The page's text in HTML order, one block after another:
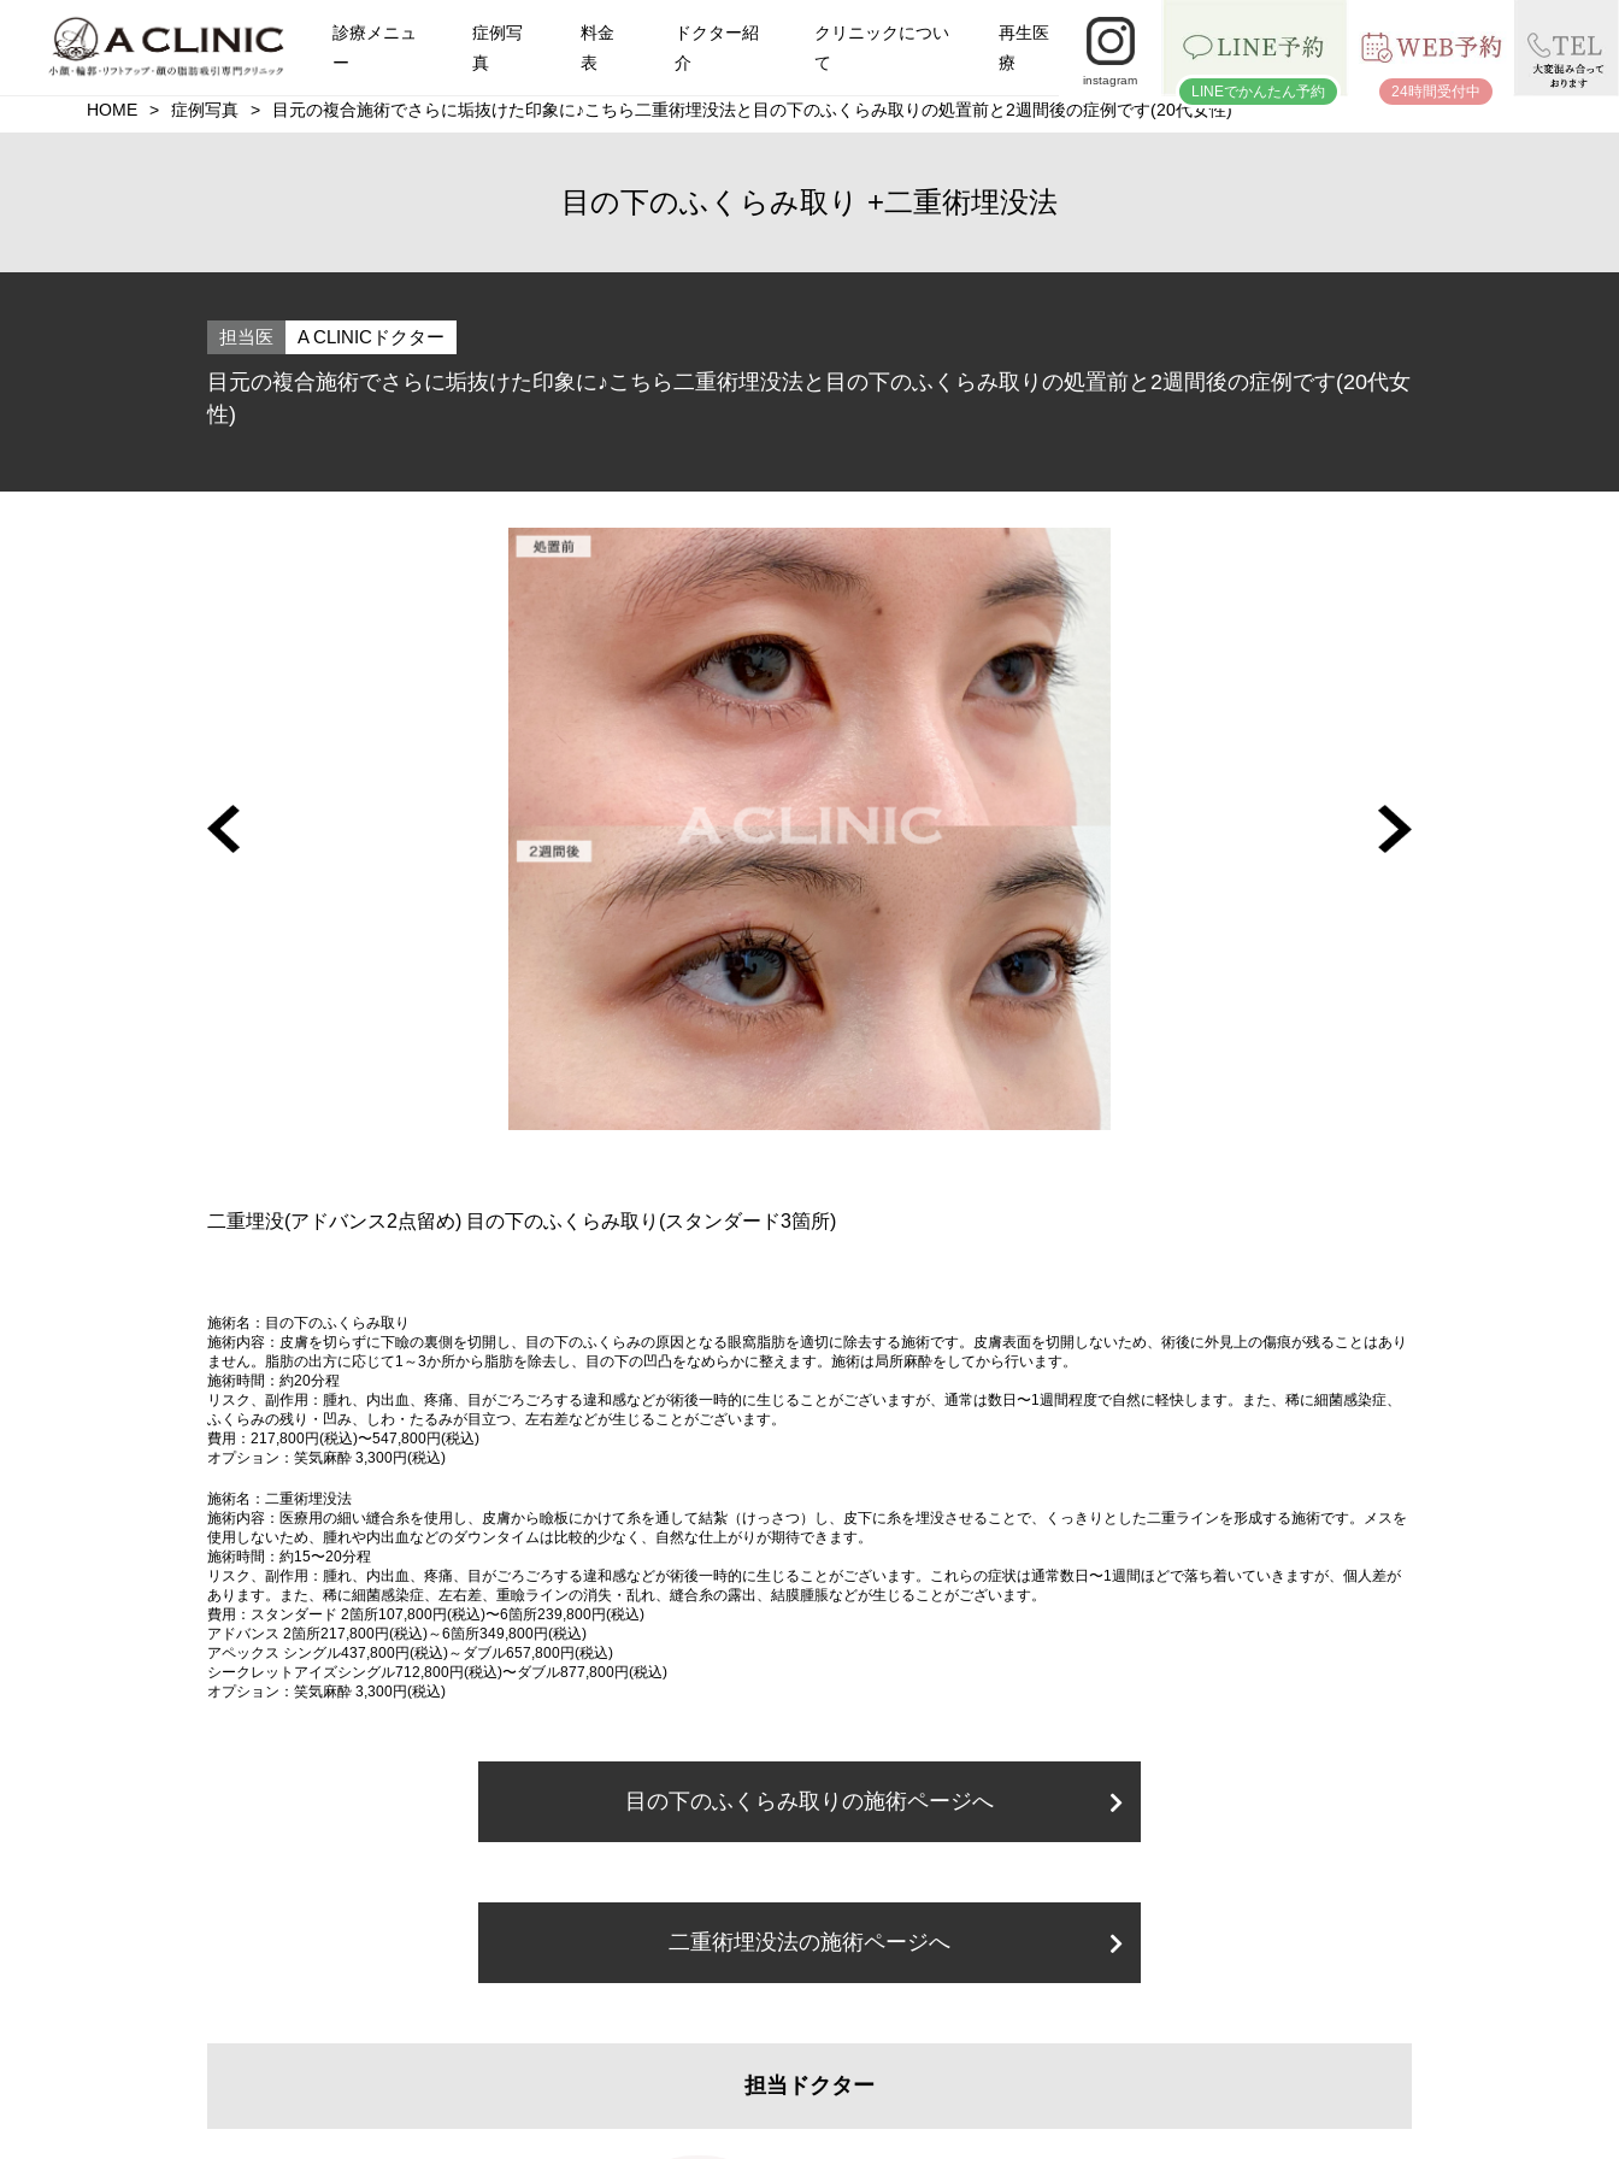
診療メニュ
ー
症例写
真
料金
表
ドクター紹
介
クリニックについ
て
再生医
療
instagram
LINEでかんたん予約 24時間受付中
HOME 症例写真 目元の複合施術でさらに垢抜けた印象に♪こちら二重術埋没法と目の下のふくらみ取りの処置前と2週間後の症例です(20代女性)
目の下のふくらみ取り 二重術埋没法
担当医 A CLINICドクター
目元の複合施術でさらに垢抜けた印象に♪こちら二重術埋没法と目の下のふくらみ取りの処置前と2週間後の症例です(20代女
性)
二重埋没(アドバンス2点留め) 目の下のふくらみ取り(スタンダード3箇所)
施術名：目の下のふくらみ取り
施術内容：皮膚を切らずに下瞼の裏側を切開し、目の下のふくらみの原因となる眼窩脂肪を適切に除去する施術です。皮膚表面を切開しないため、術後に外見上の傷痕が残ることはあり
ません。脂肪の出方に応じて1～3か所から脂肪を除去し、目の下の凹凸をなめらかに整えます。施術は局所麻酔をしてから行います。
施術時間：約20分程
リスク、副作用：腫れ、内出血、疼痛、目がごろごろする違和感などが術後一時的に生じることがございますが、通常は数日〜1週間程度で自然に軽快します。また、稀に細菌感染症、
ふくらみの残り・凹み、しわ・たるみが目立つ、左右差などが生じることがございます。
費用：217,800円(税込)〜547,800円(税込)
オプション：笑気麻酔 3,300円(税込)
施術名：二重術埋没法
施術内容：医療用の細い縫合糸を使用し、皮膚から瞼板にかけて糸を通して結紮（けっさつ）し、皮下に糸を埋没させることで、くっきりとした二重ラインを形成する施術です。メスを
使用しないため、腫れや内出血などのダウンタイムは比較的少なく、自然な仕上がりが期待できます。
施術時間：約15〜20分程
リスク、副作用：腫れ、内出血、疼痛、目がごろごろする違和感などが術後一時的に生じることがございます。これらの症状は通常数日〜1週間ほどで落ち着いていきますが、個人差が
あります。また、稀に細菌感染症、左右差、重瞼ラインの消失・乱れ、縫合糸の露出、結膜腫脹などが生じることがございます。
費用：スタンダード 2箇所107,800円(税込)〜6箇所239,800円(税込)
アドバンス 2箇所217,800円(税込)～6箇所349,800円(税込)
アペックス シングル437,800円(税込)～ダブル657,800円(税込)
シークレットアイズシングル712,800円(税込)〜ダブル877,800円(税込)
オプション：笑気麻酔 3,300円(税込)
目の下のふくらみ取りの施術ページへ
二重術埋没法の施術ページへ
担当ドクター